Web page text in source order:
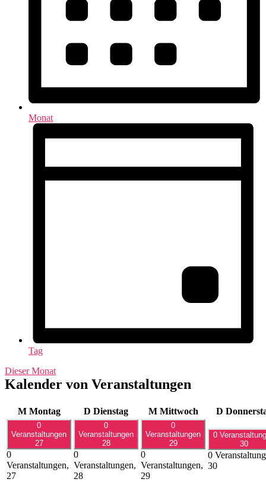
Monat
Tag
Dieser Monat
Kalender von Veranstaltungen
M Montag D Dienstag M Mittwoch D
0
Veranstaltungen
27
0
Veranstaltungen,
27
0
Veranstaltungen
28
0
Veranstaltungen,
28
0
Veranstaltungen
29
0
Veranstaltungen,
29
0
30
0
30